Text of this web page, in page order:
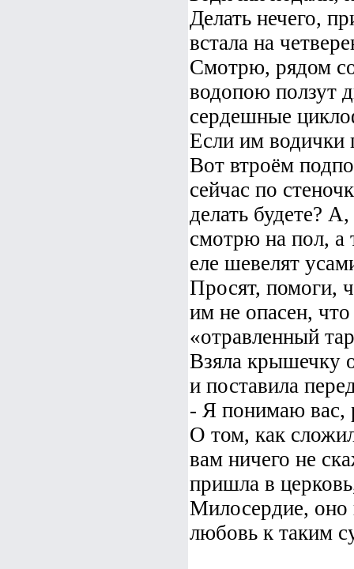
Делать нечего,
встала на
Смотрю, рядом
водопою ползут
сердешные
Если им водички
Вот втроём
сейчас по
делать будете?
смотрю на пол, а
еле шевелят
Просят, помоги,
им не опасен,
«отравленный
Взяла крышечку
и поставила
- Я понимаю вас,
О том, как
вам ничего не
пришла в
Милосердие, оно
любовь к таким